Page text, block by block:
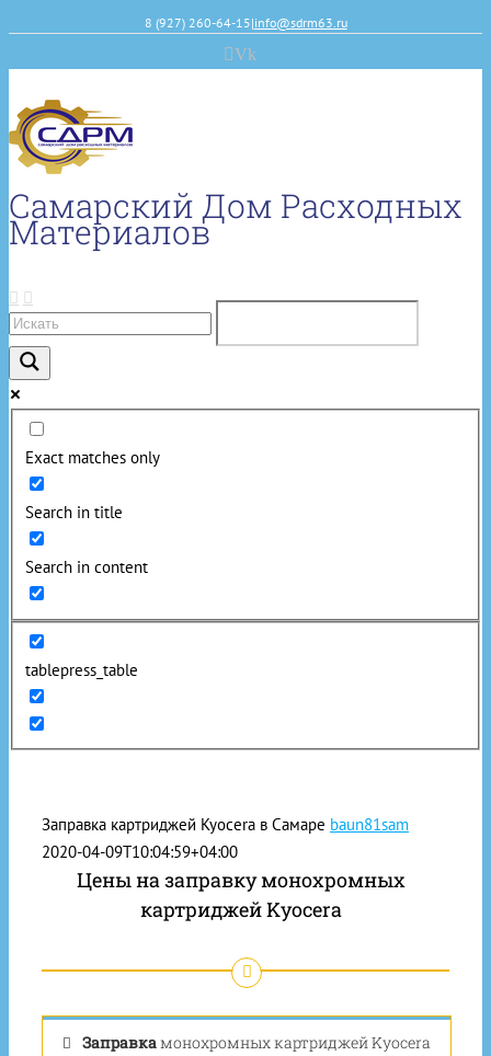
8 (927) 260-64-15|info@sdrm63.ru
Vk
Самарский Дом Расходных
Материалов
Exact matches only
Search in title
Search in content
tablepress_table
Заправка картриджей Kyocera в Самаре baun81sam
2020-04-09T10:04:59+04:00
Цены на заправку монохромных
картриджей Kyocera
Заправкамонохромных картриджей Kyocera